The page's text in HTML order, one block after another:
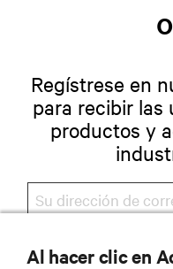
Regístrese en
para recibir las
productos y
Al hacer clic en